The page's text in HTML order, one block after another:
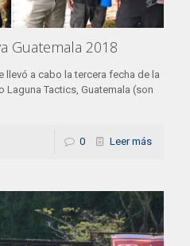
Guatemala 2018
llevó a cabo la tercera fecha de la
Laguna Tactics, Guatemala (son
0 Leer más